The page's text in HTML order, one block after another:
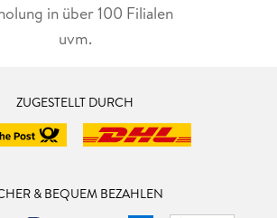
in über 100 Filialen
uvm.
ZUGESTELLT DURCH
& BEQUEM BEZAHLEN